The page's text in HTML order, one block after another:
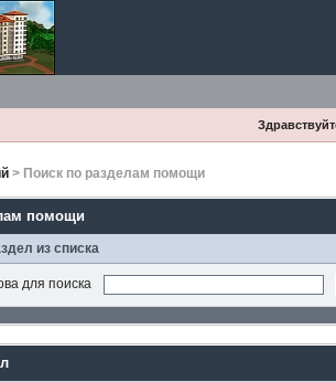
> Поиск по разделам помощи
помощи
из списка
для поиска